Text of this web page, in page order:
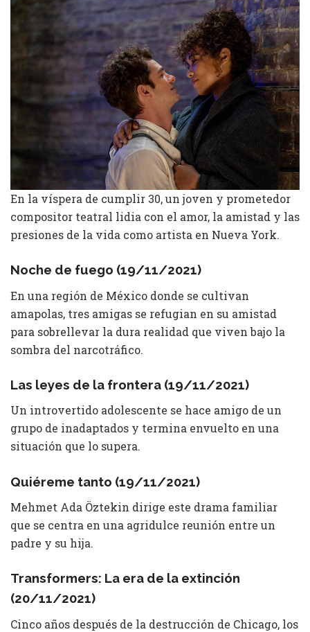
En la víspera de cumplir 30, un joven y prometedor
compositor teatral lidia con el amor, la amistad y las
presiones de la vida como artista en Nueva York.
Noche de fuego (19/11/2021)
En una región de México donde se cultivan
amapolas, tres amigas se refugian en su amistad
para sobrellevar la dura realidad que viven bajo la
sombra del narcotráfico.
Las leyes de la frontera (19/11/2021)
Un introvertido adolescente se hace amigo de un
grupo de inadaptados y termina envuelto en una
situación que lo supera.
Quiéreme tanto (19/11/2021)
Mehmet Ada Öztekin dirige este drama familiar
que se centra en una agridulce reunión entre un
padre y su hija.
Transformers: La era de la extinción
(20/11/2021)
Cinco años después de la destrucción de Chicago, los